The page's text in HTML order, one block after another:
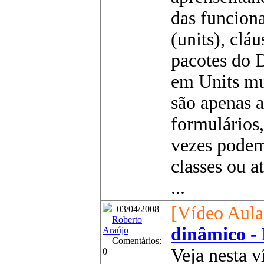
das
(units),
pacotes do
em Units
são apenas
vezes
classes ou
...
03/04/2008
Roberto
Araújo
Comentários:
0
[Vídeo
dinâmico -
Veja nesta